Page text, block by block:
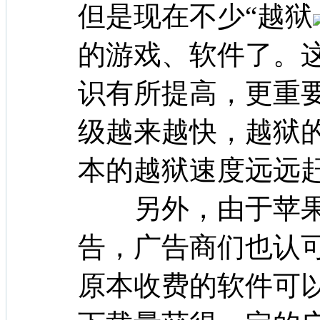
但是现在不少“越狱
的游戏、软件了。
识有所提高，更重
级越来越快，越狱
本的越狱速度远远
另外，由于苹果
告，广告商们也认
原本收费的软件可